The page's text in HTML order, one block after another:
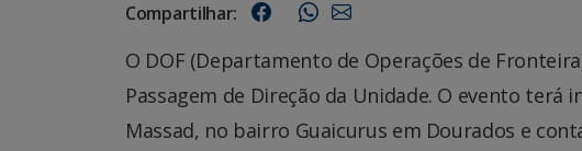
Compartilhar:
O DOF (Departamento de Operações de
Passagem de Direção da Unidade. O evento terá
Massad, no bairro Guaicurus em Dourados e